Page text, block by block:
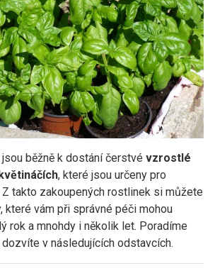
běžně k dostání čerstvé vzrostlé
, které jsou určeny pro
takto zakoupených rostlinek si můžete
které vám při správné péči mohou
rok a mnohdy i několik let. Poradíme
dozvíte v následujících odstavcích.